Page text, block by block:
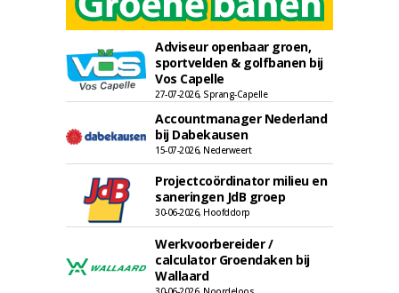
Adviseur openbaar groen,
sportvelden & golfbanen bij
Vos Capelle
27-07-2026, Sprang-Capelle
Accountmanager Nederland
bij Dabekausen
15-07-2026, Nederweert
Projectcoördinator milieu en
saneringen JdB groep
30-06-2026, Hoofddorp
Werkvoorbereider /
calculator Groendaken bij
Wallaard